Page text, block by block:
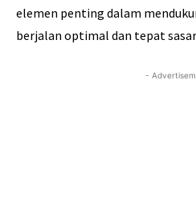
elemen penting dalam
berjalan optimal dan tepat
-